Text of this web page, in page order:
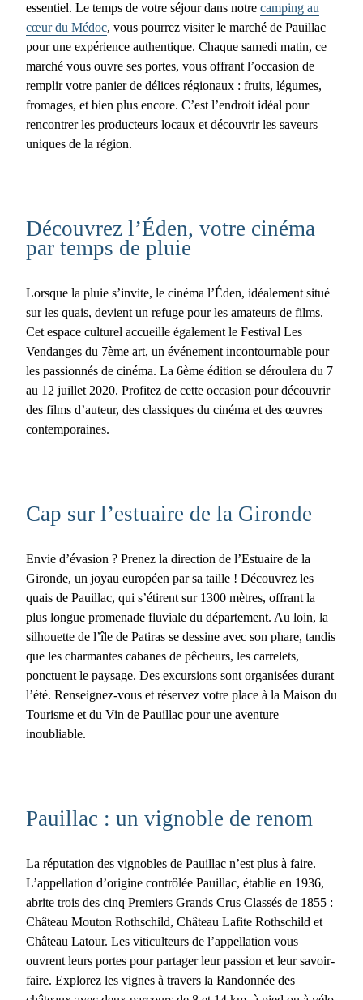
essentiel. Le temps de votre séjour dans notre camping au
cœur du Médoc, vous pourrez visiter le marché de Pauillac
pour une expérience authentique. Chaque samedi matin, ce
marché vous ouvre ses portes, vous offrant l’occasion de
remplir votre panier de délices régionaux : fruits, légumes,
fromages, et bien plus encore. C’est l’endroit idéal pour
rencontrer les producteurs locaux et découvrir les saveurs
uniques de la région.
Découvrez l’Éden, votre cinéma
par temps de pluie
Lorsque la pluie s’invite, le cinéma l’Éden, idéalement situé
sur les quais, devient un refuge pour les amateurs de films.
Cet espace culturel accueille également le Festival Les
Vendanges du 7ème art, un événement incontournable pour
les passionnés de cinéma. La 6ème édition se déroulera du 7
au 12 juillet 2020. Profitez de cette occasion pour découvrir
des films d’auteur, des classiques du cinéma et des œuvres
contemporaines.
Cap sur l’estuaire de la Gironde
Envie d’évasion ? Prenez la direction de l’Estuaire de la
Gironde, un joyau européen par sa taille ! Découvrez les
quais de Pauillac, qui s’étirent sur 1300 mètres, offrant la
plus longue promenade fluviale du département. Au loin, la
silhouette de l’île de Patiras se dessine avec son phare, tandis
que les charmantes cabanes de pêcheurs, les carrelets,
ponctuent le paysage. Des excursions sont organisées durant
l’été. Renseignez-vous et réservez votre place à la Maison du
Tourisme et du Vin de Pauillac pour une aventure
inoubliable.
Pauillac : un vignoble de renom
La réputation des vignobles de Pauillac n’est plus à faire.
L’appellation d’origine contrôlée Pauillac, établie en 1936,
abrite trois des cinq Premiers Grands Crus Classés de 1855 :
Château Mouton Rothschild, Château Lafite Rothschild et
Château Latour. Les viticulteurs de l’appellation vous
ouvrent leurs portes pour partager leur passion et leur savoir-
faire. Explorez les vignes à travers la Randonnée des